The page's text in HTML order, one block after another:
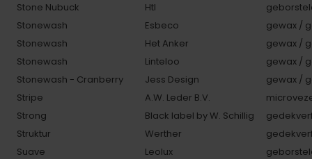
Stone Nubuck
Htl
Stonewash
Esbeco
gewax /
Stonewash
Het Anker
gewax /
Stonewash
Linteloo
gewax /
Stonewash - Cranberry
Jess Design
gewax /
Stripe
A.W. Leder B.V.
Strong
Black label by W. Schillig
Struktur
Werther
Suave
Leolux